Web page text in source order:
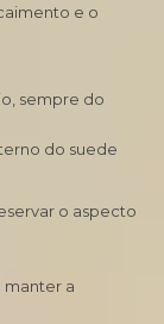
e o
sempre do
do suede
o aspecto
manter a